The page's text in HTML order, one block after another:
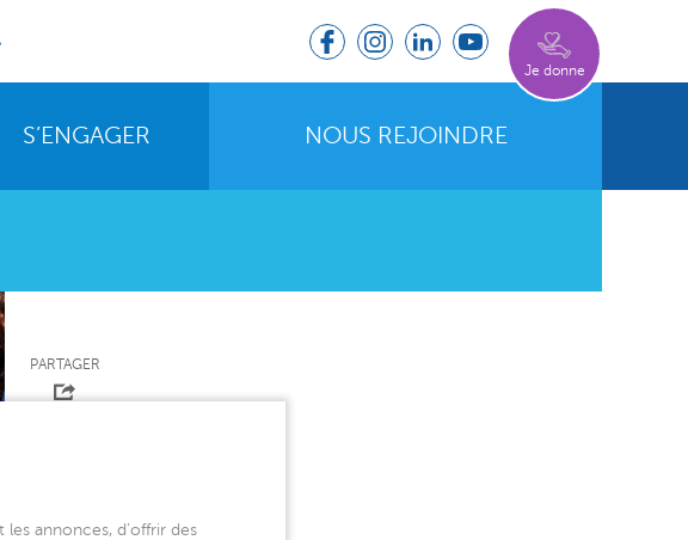
Je donne
S’ENGAGER NOUS REJOINDRE
PARTAGER
annonces, d’offrir des